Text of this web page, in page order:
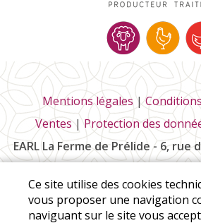
Mentions légales|
Ventes |Protection des
EARL La Ferme de Prélide - 6, rue
Tél :06 85 73 58
Ce site utilise des cookies
vous proposer une navigation
naviguant sur le site vous